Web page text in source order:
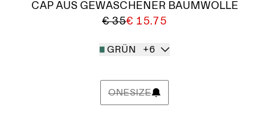
CAP AUS GEWASCHENER BAUMWOLLE
€ 35€ 15.75
GRÜN +6
ONESIZE